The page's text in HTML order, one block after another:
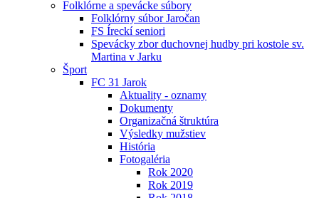
Folklórne a spevácke súbory
Folklórny súbor Jaročan
FS Íreckí seniori
Spevácky zbor duchovnej hudby pri kostole sv.
Martina v Jarku
Šport
FC 31 Jarok
Aktuality - oznamy
Dokumenty
Organizačná štruktúra
Výsledky mužstiev
História
Fotogaléria
Rok 2020
Rok 2019